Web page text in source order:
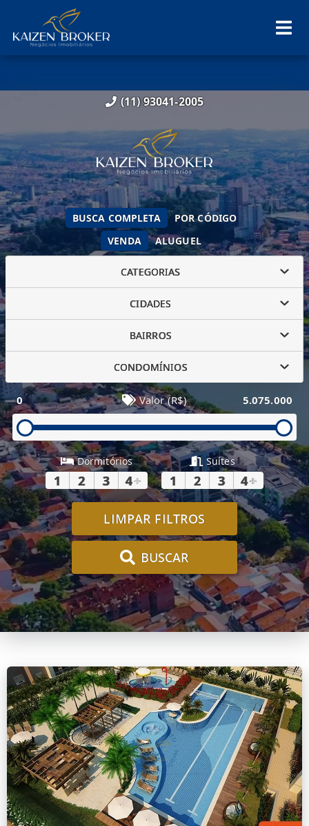
(11) 93041-2005
VENDA ALUGUEL
BUSCA COMPLETA POR CÓDIGO
CATEGORIAS
CIDADES
BAIRROS
CONDOMÍNIOS
0 Valor (R$) 5.075.000
Dormitórios
1 2 3 4+
Suítes
1 2 3 4+
LIMPAR FILTROS
BUSCAR